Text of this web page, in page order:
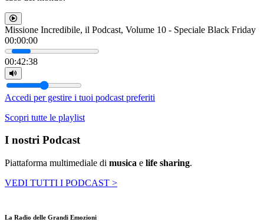
Missione Incredibile, il Podcast, Volume 10 - Speciale Black Friday
00:00:00
00:42:38
Accedi per gestire i tuoi podcast preferiti
Scopri tutte le playlist
I nostri Podcast
Piattaforma multimediale di musica e life sharing.
VEDI TUTTI I PODCAST >
La Radio delle Grandi Emozioni